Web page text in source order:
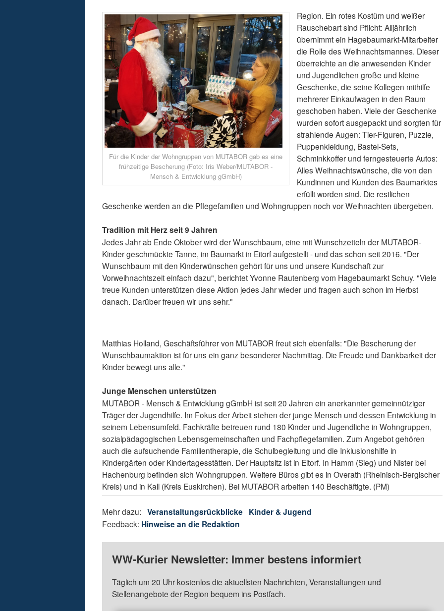
Für die Kinder der Wohngruppen von MUTABOR gab es eine
frühzeitige Bescherung (Foto: Iris Weber/MUTABOR -
Mensch & Entwicklung gGmbH)
Region. Ein rotes Kostüm und weißer
Rauschebart sind Pflicht: Alljährlich
übernimmt ein Hagebaumarkt-Mitarbeiter
die Rolle des Weihnachtsmannes. Dieser
überreichte an die anwesenden Kinder
und Jugendlichen große und kleine
Geschenke, die seine Kollegen mithilfe
mehrerer Einkaufwagen in den Raum
geschoben haben. Viele der Geschenke
wurden sofort ausgepackt und sorgten für
strahlende Augen: Tier-Figuren, Puzzle,
Puppenkleidung, Bastel-Sets,
Schminkkoffer und ferngesteuerte Autos:
Alles Weihnachtswünsche, die von den
Kundinnen und Kunden des Baumarktes
erfüllt worden sind. Die restlichen
Geschenke werden an die Pflegefamilien und Wohngruppen noch vor Weihnachten übergeben.
Tradition mit Herz seit 9 Jahren
Jedes Jahr ab Ende Oktober wird der Wunschbaum, eine mit Wunschzetteln der MUTABOR-
Kinder geschmückte Tanne, im Baumarkt in Eitorf aufgestellt - und das schon seit 2016. "Der
Wunschbaum mit den Kinderwünschen gehört für uns und unsere Kundschaft zur
Vorweihnachtszeit einfach dazu", berichtet Yvonne Rautenberg vom Hagebaumarkt Schuy. "Viele
treue Kunden unterstützen diese Aktion jedes Jahr wieder und fragen auch schon im Herbst
danach. Darüber freuen wir uns sehr."
Matthias Holland, Geschäftsführer von MUTABOR freut sich ebenfalls: "Die Bescherung der
Wunschbaumaktion ist für uns ein ganz besonderer Nachmittag. Die Freude und Dankbarkeit der
Kinder bewegt uns alle."
Junge Menschen unterstützen
MUTABOR - Mensch & Entwicklung gGmbH ist seit 20 Jahren ein anerkannter gemeinnütziger
Träger der Jugendhilfe. Im Fokus der Arbeit stehen der junge Mensch und dessen Entwicklung in
seinem Lebensumfeld. Fachkräfte betreuen rund 180 Kinder und Jugendliche in Wohngruppen,
sozialpädagogischen Lebensgemeinschaften und Fachpflegefamilien. Zum Angebot gehören
auch die aufsuchende Familientherapie, die Schulbegleitung und die Inklusionshilfe in
Kindergärten oder Kindertagesstätten. Der Hauptsitz ist in Eitorf. In Hamm (Sieg) und Nister bei
Hachenburg befinden sich Wohngruppen. Weitere Büros gibt es in Overath (Rheinisch-Bergischer
Kreis) und in Kall (Kreis Euskirchen). Bei MUTABOR arbeiten 140 Beschäftigte. (PM)
Mehr dazu:Veranstaltungsrückblicke Kinder & Jugend
Feedback: Hinweise an die Redaktion
WW-Kurier Newsletter: Immer bestens informiert
Täglich um 20 Uhr kostenlos die aktuellsten Nachrichten, Veranstaltungen und
Stellenangebote der Region bequem ins Postfach.